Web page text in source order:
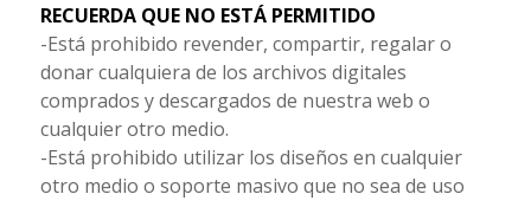
RECUERDA QUE NO ESTÁ PERMITIDO
-Está prohibido revender, compartir, regalar o
donar cualquiera de los archivos digitales
comprados y descargados de nuestra web o
cualquier otro medio.
-Está prohibido utilizar los diseños en cualquier
otro medio o soporte masivo que no sea de uso